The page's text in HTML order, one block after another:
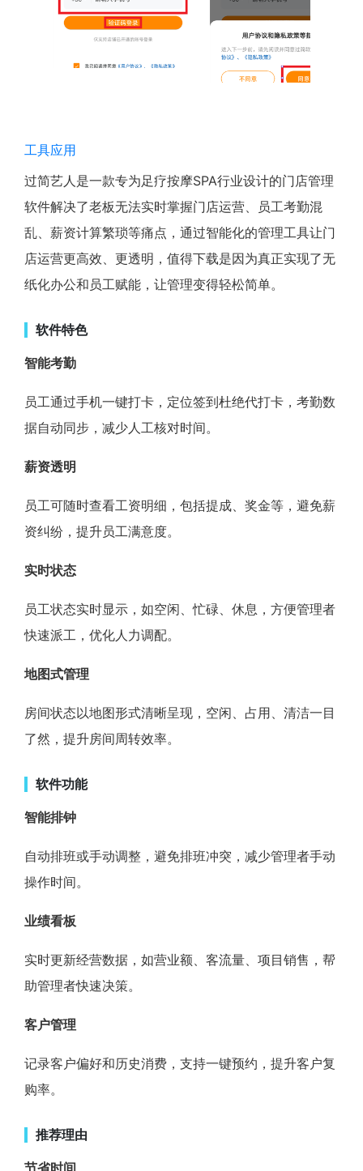
工具应用
过简艺人是一款专为足疗按摩SPA行业设计的门店管理
软件解决了老板无法实时掌握门店运营、员工考勤混
乱、薪资计算繁琐等痛点，通过智能化的管理工具让门
店运营更高效、更透明，值得下载是因为真正实现了无
纸化办公和员工赋能，让管理变得轻松简单。
软件特色
智能考勤
员工通过手机一键打卡，定位签到杜绝代打卡，考勤数
据自动同步，减少人工核对时间。
薪资透明
员工可随时查看工资明细，包括提成、奖金等，避免薪
资纠纷，提升员工满意度。
实时状态
员工状态实时显示，如空闲、忙碌、休息，方便管理者
快速派工，优化人力调配。
地图式管理
房间状态以地图形式清晰呈现，空闲、占用、清洁一目
了然，提升房间周转效率。
软件功能
智能排钟
自动排班或手动调整，避免排班冲突，减少管理者手动
操作时间。
业绩看板
实时更新经营数据，如营业额、客流量、项目销售，帮
助管理者快速决策。
客户管理
记录客户偏好和历史消费，支持一键预约，提升客户复
购率。
推荐理由
节省时间